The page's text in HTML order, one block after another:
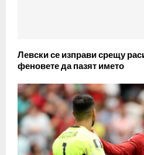
Левски се изправи срещу
феновете да пазят името